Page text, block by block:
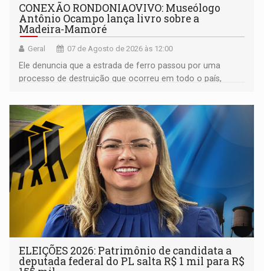
CONEXÃO RONDONIAOVIVO: Museólogo
Antônio Ocampo lança livro sobre a
Madeira-Mamoré
Geral 07 de Agosto de 2026 às 12:00
Ele denuncia que a estrada de ferro passou por uma
processo de destruição que ocorreu em todo o país,
ELEIÇÕES 2026: Patrimônio de candidata a
deputada federal do PL salta R$ 1 mil para R$